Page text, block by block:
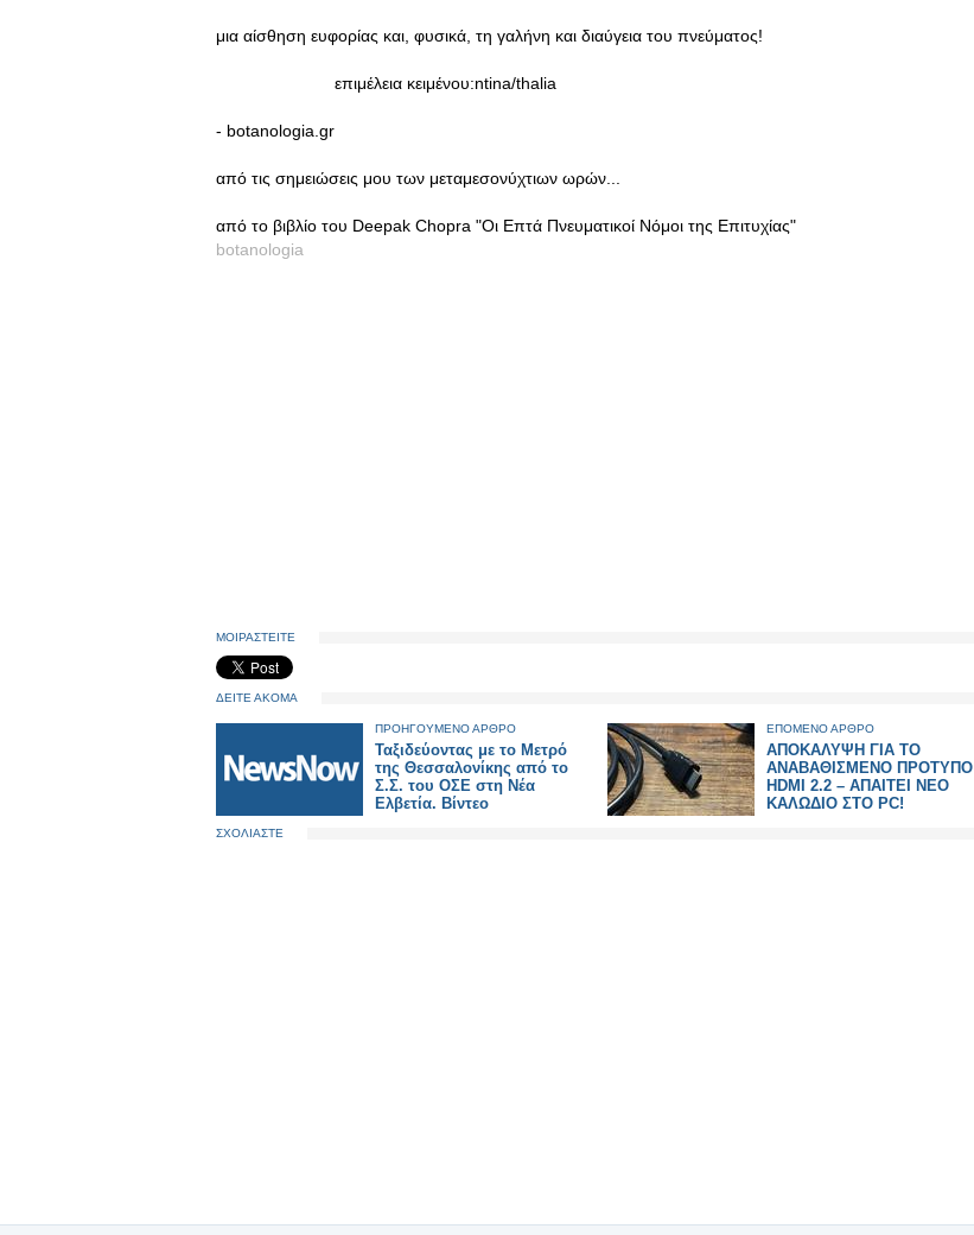
μια αίσθηση ευφορίας και, φυσικά, τη γαλήνη και διαύγεια του πνεύματος!
επιμέλεια κειμένου:ntina/thalia
- botanologia.gr
από τις σημειώσεις μου των μεταμεσονύχτιων ωρών...
από το βιβλίο του Deepak Chopra "Οι Επτά Πνευματικοί Νόμοι της Επιτυχίας"
botanologia
ΜΟΙΡΑΣΤΕΙΤΕ
ΔΕΙΤΕ ΑΚΟΜΑ
ΠΡΟΗΓΟΥΜΕΝΟ ΑΡΘΡΟ
Ταξιδεύοντας με το Μετρό
της Θεσσαλονίκης από το
Σ.Σ. του ΟΣΕ στη Νέα
Ελβετία. Βίντεο
ΕΠΟΜΕΝΟ ΑΡΘΡΟ
ΑΠΟΚΑΛΥΨΗ ΓΙΑ ΤΟ
ΑΝΑΒΑΘΙΣΜΕΝΟ ΠΡΟΤΥΠΟ
HDMI 2.2 – ΑΠΑΙΤΕΙ ΝΕΟ
ΚΑΛΩΔΙΟ ΣΤΟ PC!
ΣΧΟΛΙΑΣΤΕ